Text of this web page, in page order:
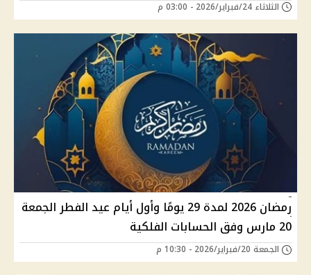
الثلاثاء 24/فبراير/2026 - 03:00 م
رمضان 2026 لمدة 29 يومًا وأول أيام عيد الفطر الجمعة
20 مارس وفق الحسابات الفلكية
الجمعة 20/فبراير/2026 - 10:30 م